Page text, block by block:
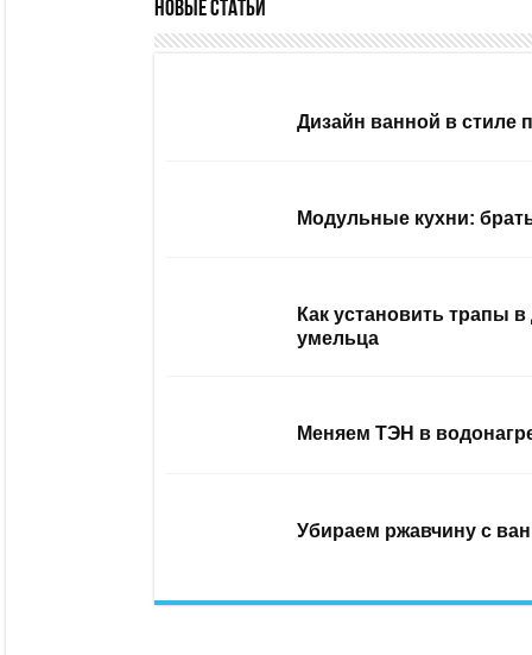
Новые статьи
Дизайн ванной в стиле
Модульные кухни:
Как установить трапы
умельца
Меняем ТЭН в
Убираем ржавчину с